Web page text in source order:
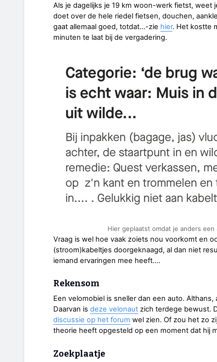
Als je dagelijks je 19 km woon-werk fietst, weet
doet over de hele riedel fietsen, douchen,
gaat allemaal goed, totdat…-zie hier. Het kostte
minuten te laat bij de vergadering.
Hier geplaatst omdat je anders
Vraag is wel hoe vaak zoiets nou voorkomt en
(stroom)kabeltjes doorgeknaagd, al dan niet
iemand ervaringen mee heeft….
Rekensom
Een velomobiel is sneller dan een auto.
Daarvan is deze velonaut zich terdege bewust.
discussie op het forum wel zien. Of zou het zo
theorie heeft opgesteld op een moment dat hij
Zoekplaatje